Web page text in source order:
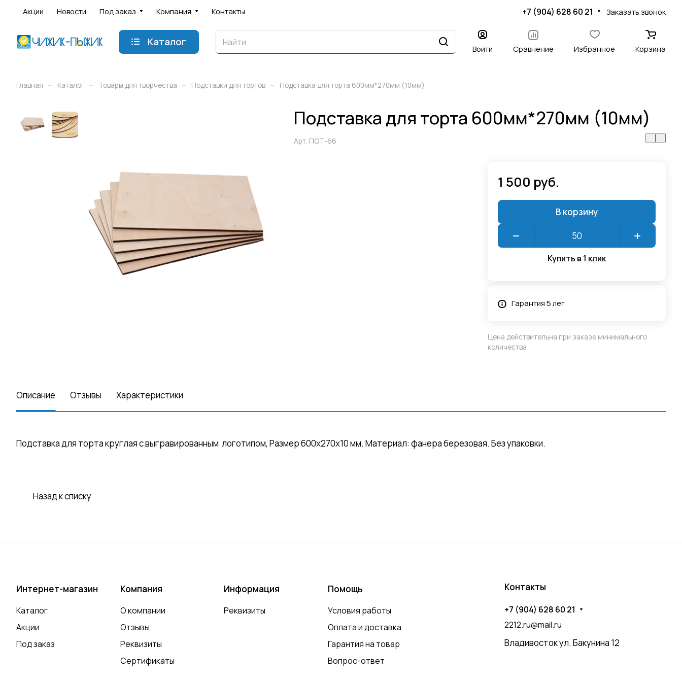
Акции Новости Под заказ Компания Контакты +7 (904) 628 60 21 Заказать звонок
Каталог
Войти Сравнение Избранное Корзина
Главная – Каталог – Товары для творчества – Подставки для тортов – Подставка для торта 600мм*270мм (10мм)
Подставка для торта 600мм*270мм (10мм)
Арт. ПОТ-66
1 500 руб.
В корзину
Купить в 1 клик
Гарантия 5 лет
Цена действительна при заказе минимального
количества
Описание Отзывы Характеристики
Подставка для торта круглая с выгравированным логотипом, Размер 600х270х10 мм. Материал: фанера березовая. Без упаковки.
Назад к списку
Интернет-магазин
Каталог
Акции
Под заказ
Компания
О компании
Отзывы
Реквизиты
Сертификаты
Информация
Реквизиты
Помощь
Условия работы
Оплата и доставка
Гарантия на товар
Вопрос-ответ
Контакты
+7 (904) 628 60 21
2212.ru@mail.ru
Владивосток ул. Бакунина 12